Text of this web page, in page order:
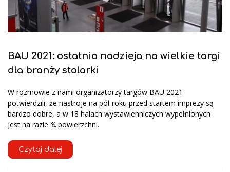
BAU 2021: ostatnia nadzieja na wielkie targi
dla branży stolarki
W rozmowie z nami organizatorzy targów BAU 2021
potwierdzili, że nastroje na pół roku przed startem imprezy są
bardzo dobre, a w 18 halach wystawienniczych wypełnionych
jest na razie ¾ powierzchni.
Czytaj dalej